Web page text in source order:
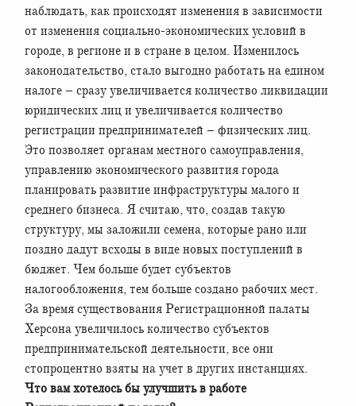
наблюдать, как происходят изменения в зависимости
от изменения социально-экономических условий в
городе, в регионе и в стране в целом. Изменилось
законодательство, стало выгодно работать на едином
налоге – сразу увеличивается количество ликвидации
юридических лиц и увеличивается количество
регистрации предпринимателей – физических лиц.
Это позволяет органам местного самоуправления,
управлению экономического развития города
планировать развитие инфраструктуры малого и
среднего бизнеса. Я считаю, что, создав такую
структуру, мы заложили семена, которые рано или
поздно дадут всходы в виде новых поступлений в
бюджет. Чем больше будет субъектов
налогообложения, тем больше создано рабочих мест.
За время существования Регистрационной палаты
Херсона увеличилось количество субъектов
предпринимательской деятельности, все они
стопроцентно взяты на учет в других инстанциях.
Что вам хотелось бы улучшить в работе